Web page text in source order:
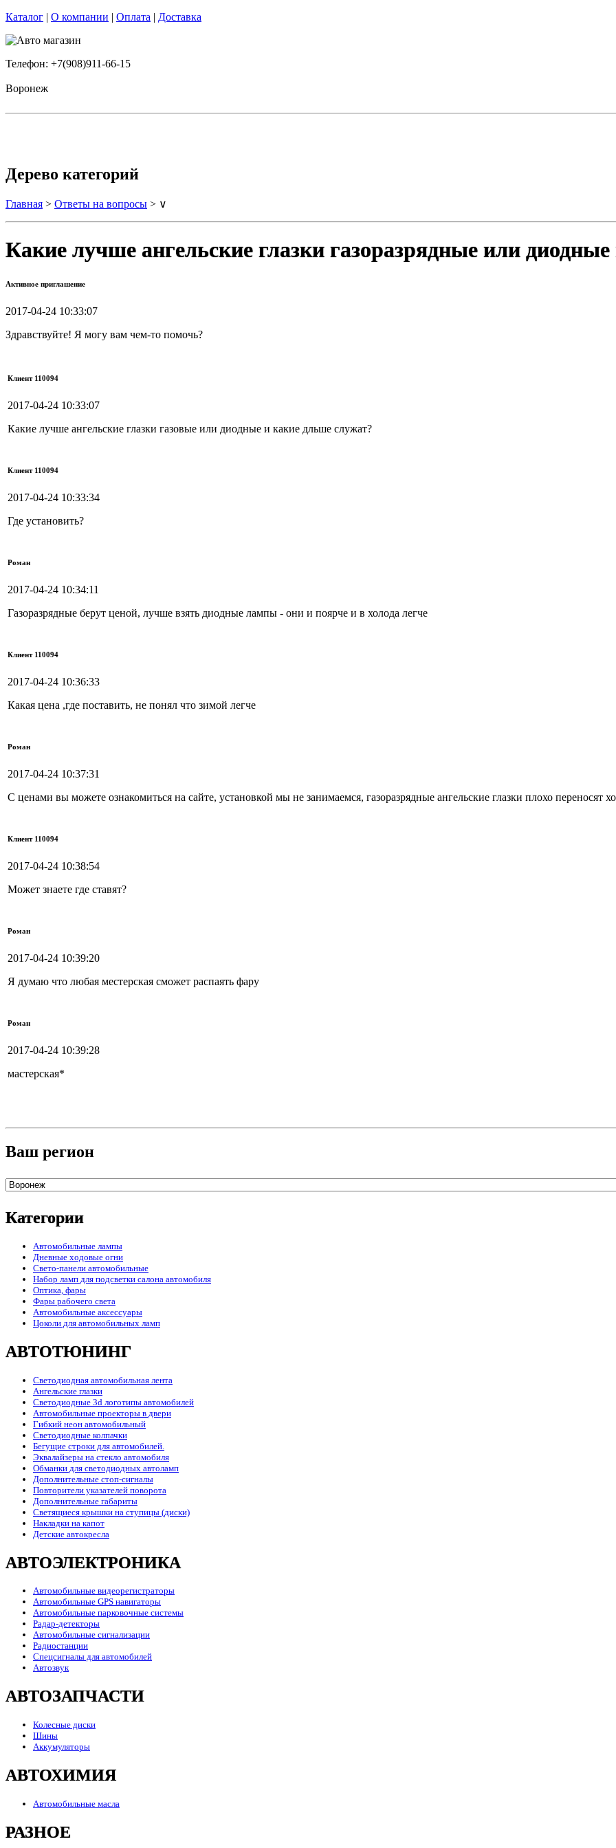
Каталог | О компании | Оплата | Доставка
Телефон: +7(908)911-66-15
Воронеж
Дерево категорий
Главная > Ответы на вопросы > ∨
Какие лучше ангельские глазки газоразрядные или
Активное приглашение
2017-04-24 10:33:07
Здравствуйте! Я могу вам чем-то помочь?
Клиент 110094
2017-04-24 10:33:07
Какие лучше ангельские глазки газовые или диодные и какие дльше служат?
Клиент 110094
2017-04-24 10:33:34
Где установить?
Роман
2017-04-24 10:34:11
Газоразрядные берут ценой, лучше взять диодные лампы - они и поярче и в холода легче
Клиент 110094
2017-04-24 10:36:33
Какая цена ,где поставить, не понял что зимой легче
Роман
2017-04-24 10:37:31
С ценами вы можете ознакомиться на сайте, установкой мы не занимаемся, газоразрядные ангельские глазки плохо переносят
Клиент 110094
2017-04-24 10:38:54
Может знаете где ставят?
Роман
2017-04-24 10:39:20
Я думаю что любая местерская сможет распаять фару
Роман
2017-04-24 10:39:28
мастерская*
Ваш регион
Категории
Автомобильные лампы
Дневные ходовые огни
Свето-панели автомобильные
Набор ламп для подсветки салона автомобиля
Оптика, фары
Фары рабочего света
Автомобильные аксессуары
Цоколи для автомобильных ламп
АВТОТЮНИНГ
Светодиодная автомобильная лента
Ангельские глазки
Светодиодные 3d логотипы автомобилей
Автомобильные проекторы в двери
Гибкий неон автомобильный
Светодиодные колпачки
Бегущие строки для автомобилей.
Эквалайзеры на стекло автомобиля
Обманки для светодиодных автоламп
Дополнительные стоп-сигналы
Повторители указателей поворота
Дополнительные габариты
Светящиеся крышки на ступицы (диски)
Накладки на капот
Детские автокресла
АВТОЭЛЕКТРОНИКА
Автомобильные видеорегистраторы
Автомобильные GPS навигаторы
Автомобильные парковочные системы
Радар-детекторы
Автомобильные сигнализации
Радиостанции
Спецсигналы для автомобилей
Автозвук
АВТОЗАПЧАСТИ
Колесные диски
Шины
Аккумуляторы
АВТОХИМИЯ
Автомобильные масла
РАЗНОЕ